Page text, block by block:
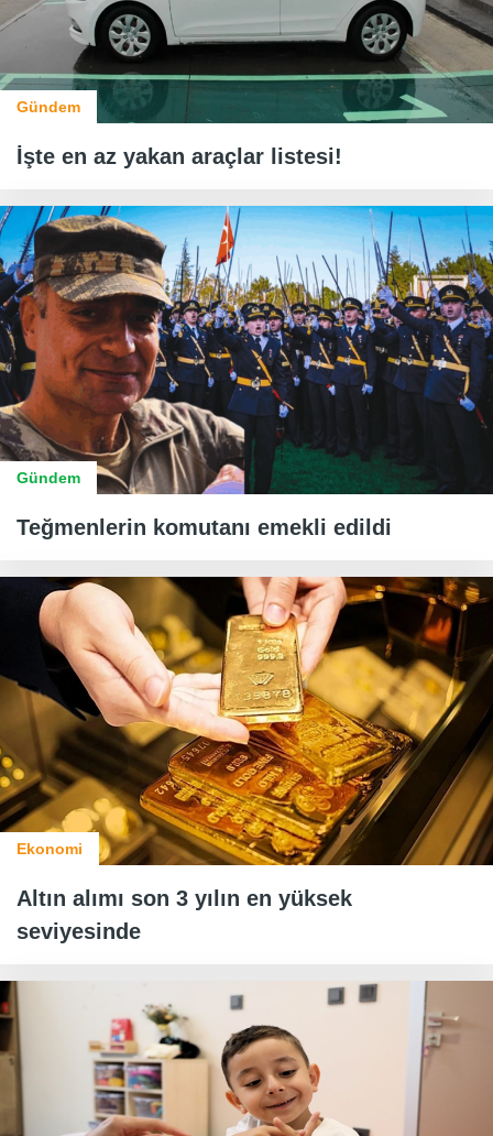
Gündem
İşte en az yakan araçlar listesi!
Gündem
Teğmenlerin komutanı emekli edildi
Ekonomi
Altın alımı son 3 yılın en yüksek
seviyesinde